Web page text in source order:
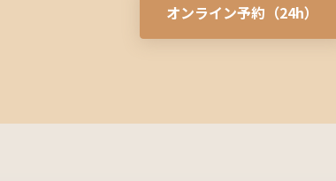
オンライン予約（24h）